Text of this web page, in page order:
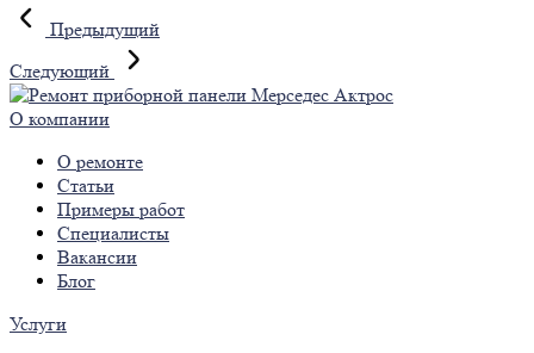
Предыдущий
Следующий
О компании
О ремонте
Статьи
Примеры работ
Специалисты
Вакансии
Блог
Услуги